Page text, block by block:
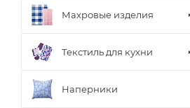
Махровые изделия
Текстиль для кухни
Наперники